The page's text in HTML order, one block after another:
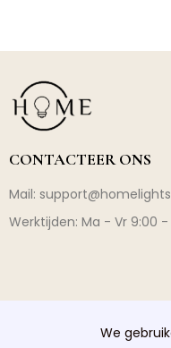
CONTACTEER ONS
Mail:
Werktijden: Ma - Vr 9:00 -
Copyright © 2026
We